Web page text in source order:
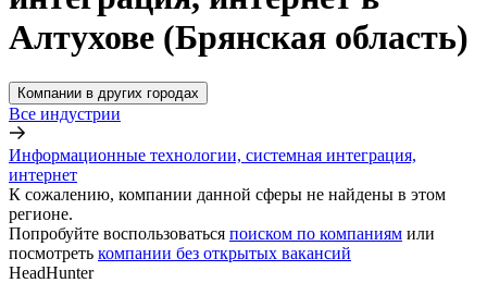
Алтухове (Брянская область)
Компании в других городах
Все индустрии
Информационные технологии, системная интеграция,
интернет
К сожалению, компании данной сферы не найдены в этом
регионе.
Попробуйте воспользоваться поиском по компаниям или
посмотреть компании без открытых вакансий
HeadHunter